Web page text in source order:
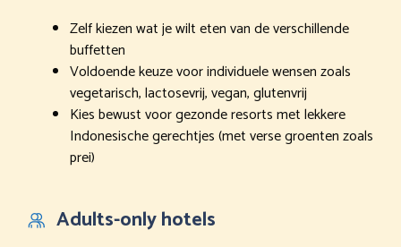
Zelf kiezen wat je wilt eten van de verschillende
buffetten
Voldoende keuze voor individuele wensen zoals
vegetarisch, lactosevrij, vegan, glutenvrij
Kies bewust voor gezonde resorts met lekkere
Indonesische gerechtjes (met verse groenten zoals
prei)
Adults-only hotels